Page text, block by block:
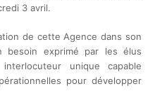
3 avril.
de cette Agence dans son
besoin exprimé par les élus
unique capable
pour développer